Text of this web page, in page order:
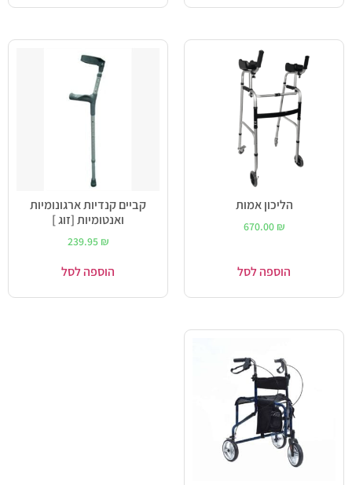
הליכון אמות
670.00 ₪
הוספה לסל
קביים קנדיות ארגונומיות
ואנטומיות [זוג ]
239.95 ₪
הוספה לסל